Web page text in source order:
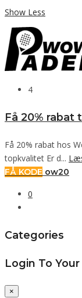
Show Less
4
Få 20% rabat
Få 20% rabat hos
topkvalitet Er d...
FÅ KODE ow20
0
Categories
Login To
×